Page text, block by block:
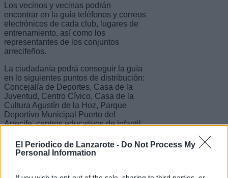
El Periodico de Lanzarote - Do Not Process My
Personal Information
Los vecinos y vecinas podrán
encontrar en la guía teléfonos y correos
electrónicos de cada club, lugares de
entrenamiento, así como los
representantes de los conjuntos
arrecifeños.
La ciudadanía podrá conseguir la guía
en lo siguientes puntos de distribución:
Concejalía de Deportes, Casa de la
Juventud, Centro Cívico, Casa de la
Cultura Agustín de la Hoz, Parque
Deportivo Municipal Puerto del
Arrecife, centros educativos de infantil
de Arrecife.